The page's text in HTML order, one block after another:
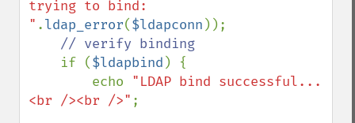
trying to bind:
" .ldap_error($ldapconn ));
// verify binding
if ($ldapbind ) {
        echo
"LDAP bind successful...
<br /><br />" ;